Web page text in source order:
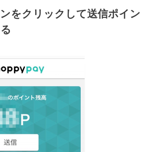
をクリックして送信ポイン